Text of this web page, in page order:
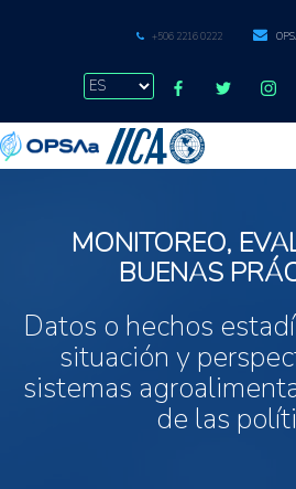
+506 2216 0222
MONITOREO,
BUENAS
Datos o hechos
situación y
sistemas
de las